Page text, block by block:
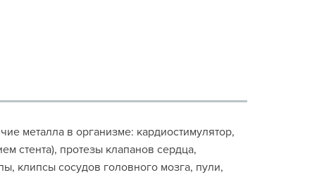
металла в организме: кардиостимулятор,
стента), протезы клапанов сердца,
клипсы сосудов головного мозга, пули,